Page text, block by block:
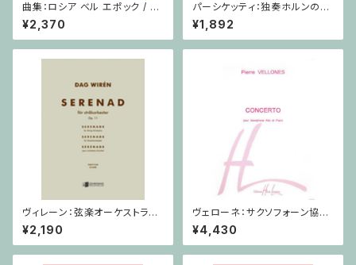
曲集：ロシア ベル エポック / ヴ
ィオラ（またはチェロ）・ピアノ
¥2,370
パーシケッティ：独奏ホルンのた
めの寓話 第８番 作品120 / ホ
ルン
¥1,892
ヴィレーン：弦楽オーケストラの
ための セレナード Op.11 / ミ
ニチュアスコア
¥2,190
ヴェローネ：サクソフォーン協奏
曲 op.65 / アルトサクソフォー
ン,ピアノ
¥4,430